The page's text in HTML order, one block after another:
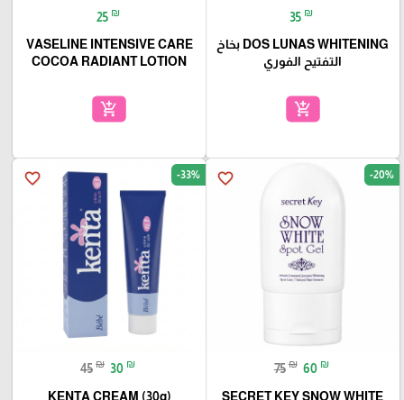
35 ₪
DOS LUNAS WHITENING بخاخ
التفتيح الفوري
add_shopping_cart
25 ₪
VASELINE INTENSIVE CARE
COCOA RADIANT LOTION
add_shopping_cart
favorite_border -20%
75 ₪ 60 ₪
SECRET KEY SNOW WHITE
favorite_border -33%
45 ₪ 30 ₪
KENTA CREAM (30g)